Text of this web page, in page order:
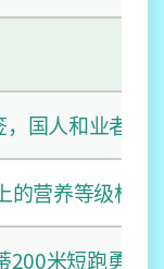
国人和业者准
营养等级标签
200米短跑勇夺